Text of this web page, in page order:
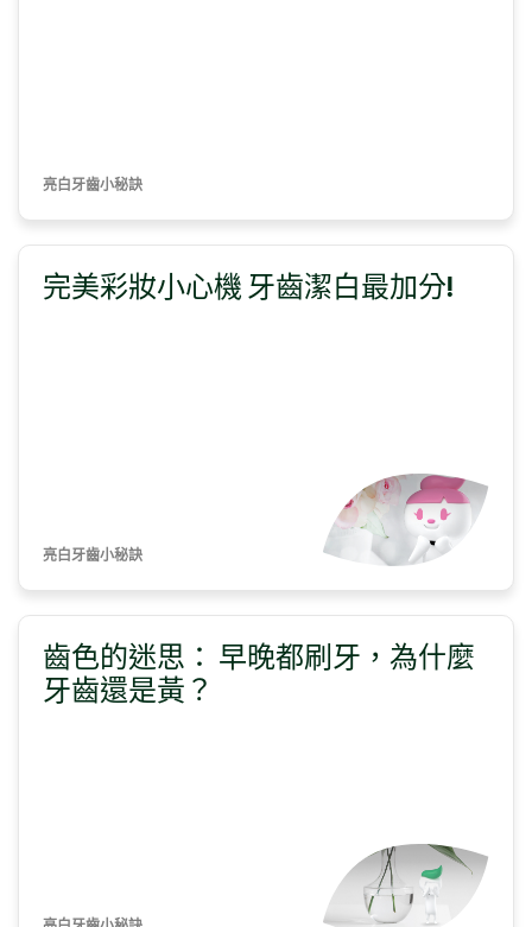
亮白牙齒小秘訣
完美彩妝小心機 牙齒潔白最加分!
亮白牙齒小秘訣
齒色的迷思： 早晚都刷牙，為什麼
牙齒還是黃？